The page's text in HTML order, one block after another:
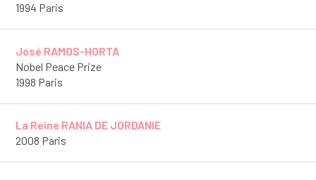
1994 Paris
José RAMOS-HORTA
Nobel Peace Prize
1998 Paris
La Reine RANIA DE JORDANIE
2008 Paris